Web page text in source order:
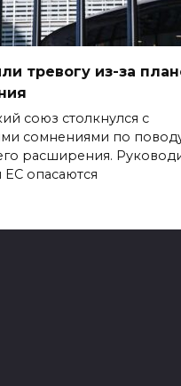
тревогу из-за
союз столкнулся с
сомнениями по
расширения.
ЕС опасаются